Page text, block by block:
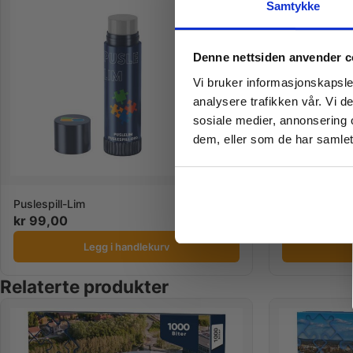
Samtykke
Denne nettsiden anvender
Vi bruker
analysere trafikken vår. Vi
sosiale medier,
dem, eller som de har
Puslespill-Lim
kr 99,00
Legg i handlekurv
Relaterte produkter